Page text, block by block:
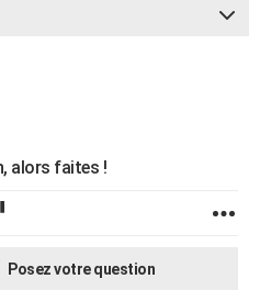
alors faites !
Posez votre question